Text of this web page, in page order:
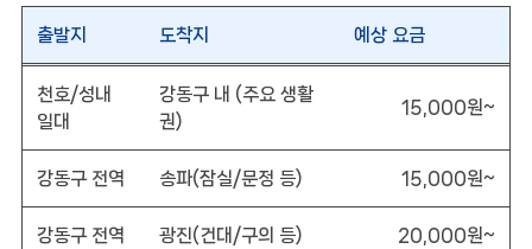
출발지 도착지 예상 요금
천호/성내
일대
강동구 내 (주요 생활
권)
15,000원~
강동구 전역 송파(잠실/문정 등) 15,000원~
강동구 전역 광진(건대/구의 등) 20,000원~